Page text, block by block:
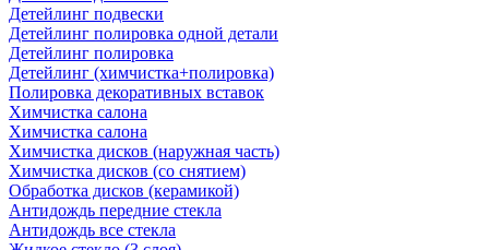
Детейлинг подвески
Детейлинг полировка одной детали
Детейлинг полировка
Детейлинг (химчистка+полировка)
Полировка декоративных вставок
Химчистка салона
Химчистка салона
Химчистка дисков (наружная часть)
Химчистка дисков (со снятием)
Обработка дисков (керамикой)
Антидождь передние стекла
Антидождь все стекла